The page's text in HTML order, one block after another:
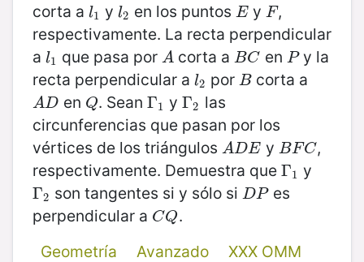
corta a l1
l1 y l2
l2 en los puntos E
E y F
F,
respectivamente. La recta perpendicular
a l1
l1 que pasa por A
A corta a BC
BC en P
Py la
recta perpendicular a l2
l2 por B
Bcorta a
A D
AD en Q
Q. Sean Γ1
Γ1 yΓ2
Γ2 las
circunferencias que pasan por los
vértices de los triángulos A DE
ADE y BFC
BFC ,
respectivamente. Demuestra que Γ1
Γ1 y
Γ2
Γ2 son tangentes si y sólo si DP
DP es
perpendicular a CQ
CQ .
Geometría
Avanzado
XXX OMM